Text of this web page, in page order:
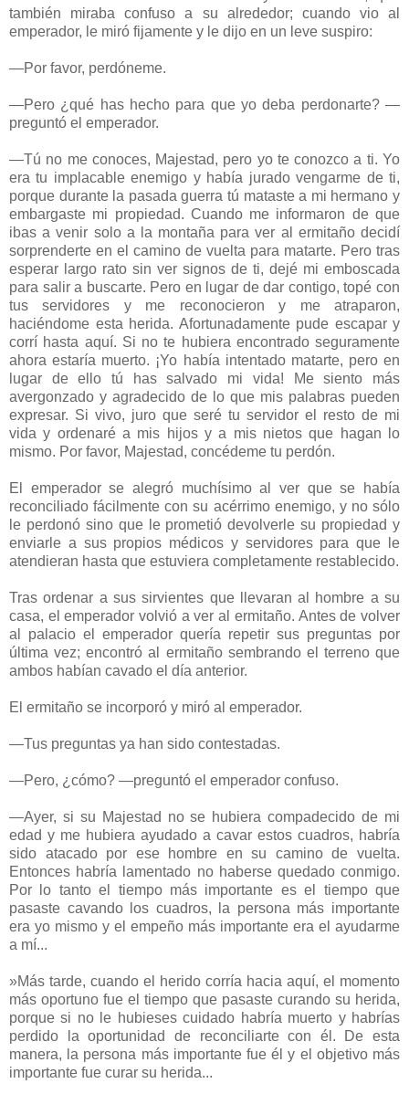
también miraba confuso a su alrededor; cuando vio al
emperador, le miró fijamente y le dijo en un leve suspiro:
—Por favor, perdóneme.
—Pero ¿qué has hecho para que yo deba perdonarte? —
preguntó el emperador.
—Tú no me conoces, Majestad, pero yo te conozco a ti. Yo
era tu implacable enemigo y había jurado vengarme de ti,
porque durante la pasada guerra tú mataste a mi hermano y
embargaste mi propiedad. Cuando me informaron de que
ibas a venir solo a la montaña para ver al ermitaño decidí
sorprenderte en el camino de vuelta para matarte. Pero tras
esperar largo rato sin ver signos de ti, dejé mi emboscada
para salir a buscarte. Pero en lugar de dar contigo, topé con
tus servidores y me reconocieron y me atraparon,
haciéndome esta herida. Afortunadamente pude escapar y
corrí hasta aquí. Si no te hubiera encontrado seguramente
ahora estaría muerto. ¡Yo había intentado matarte, pero en
lugar de ello tú has salvado mi vida! Me siento más
avergonzado y agradecido de lo que mis palabras pueden
expresar. Si vivo, juro que seré tu servidor el resto de mi
vida y ordenaré a mis hijos y a mis nietos que hagan lo
mismo. Por favor, Majestad, concédeme tu perdón.
El emperador se alegró muchísimo al ver que se había
reconciliado fácilmente con su acérrimo enemigo, y no sólo
le perdonó sino que le prometió devolverle su propiedad y
enviarle a sus propios médicos y servidores para que le
atendieran hasta que estuviera completamente restablecido.
Tras ordenar a sus sirvientes que llevaran al hombre a su
casa, el emperador volvió a ver al ermitaño. Antes de volver
al palacio el emperador quería repetir sus preguntas por
última vez; encontró al ermitaño sembrando el terreno que
ambos habían cavado el día anterior.
El ermitaño se incorporó y miró al emperador.
—Tus preguntas ya han sido contestadas.
—Pero, ¿cómo? —preguntó el emperador confuso.
—Ayer, si su Majestad no se hubiera compadecido de mi
edad y me hubiera ayudado a cavar estos cuadros, habría
sido atacado por ese hombre en su camino de vuelta.
Entonces habría lamentado no haberse quedado conmigo.
Por lo tanto el tiempo más importante es el tiempo que
pasaste cavando los cuadros, la persona más importante
era yo mismo y el empeño más importante era el ayudarme
a mí...
»Más tarde, cuando el herido corría hacia aquí, el momento
más oportuno fue el tiempo que pasaste curando su herida,
porque si no le hubieses cuidado habría muerto y habrías
perdido la oportunidad de reconciliarte con él. De esta
manera, la persona más importante fue él y el objetivo más
importante fue curar su herida...